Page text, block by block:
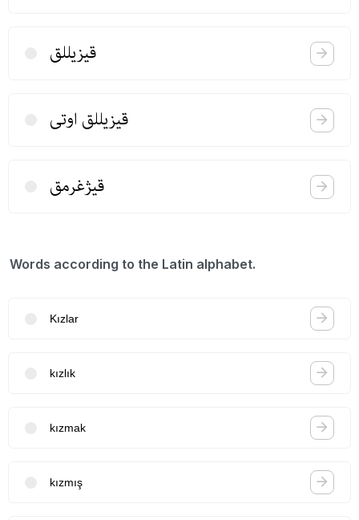
قیزیللق
قیزیللق اوتی
قیژغرمق
Words according to the Latin alphabet.
Kızlar
kızlık
kızmak
kızmış